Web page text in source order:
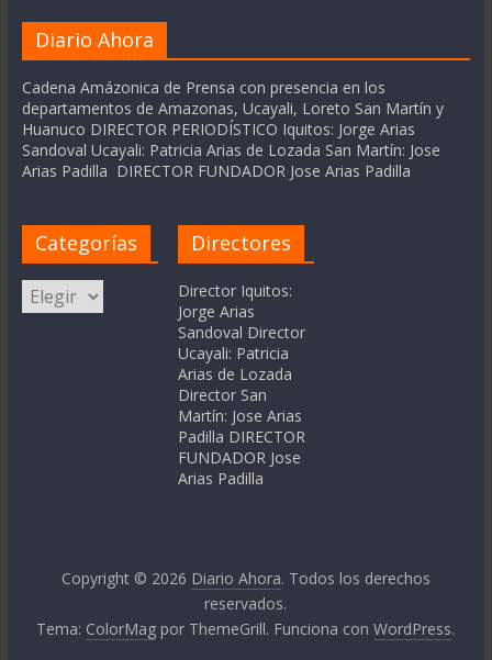
Diario Ahora
Cadena Amázonica de Prensa con presencia en los
departamentos de Amazonas, Ucayali, Loreto San Martín y
Huanuco DIRECTOR PERIODÍSTICO Iquitos: Jorge Arias
Sandoval Ucayali: Patricia Arias de Lozada San Martín: Jose
Arias Padilla DIRECTOR FUNDADOR Jose Arias Padilla
Categorías
Categorías
Directores
Director Iquitos:
Jorge Arias
Sandoval Director
Ucayali: Patricia
Arias de Lozada
Director San
Martín: Jose Arias
Padilla DIRECTOR
FUNDADOR Jose
Arias Padilla
Copyright © 2026 Diario Ahora. Todos los derechos
reservados.
Tema: ColorMag por ThemeGrill. Funciona conWordPress.